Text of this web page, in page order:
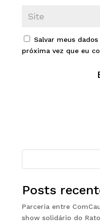
Salvar meus
próxima vez que eu
Posts
Parceria entre
show solidário do